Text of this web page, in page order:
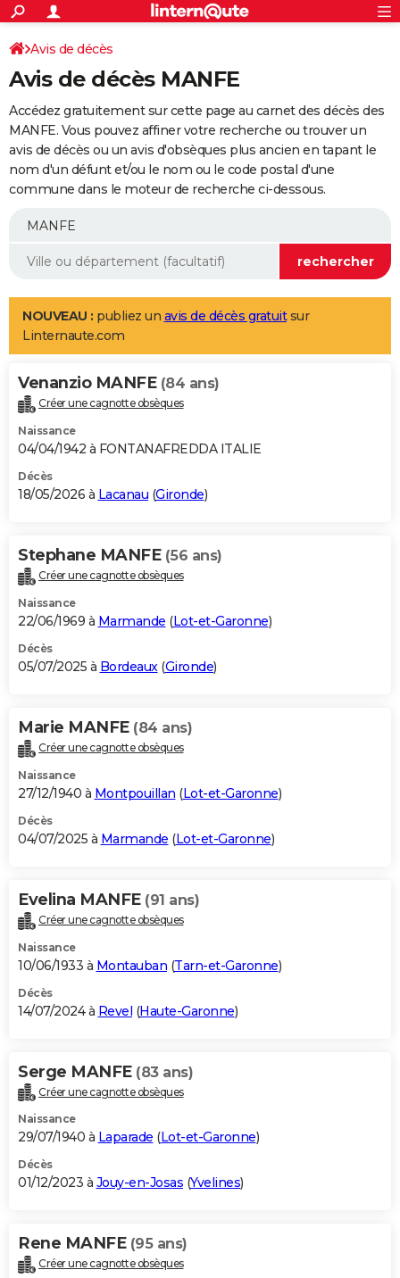
ACTUALITÉS
Politique
Société
Faits Divers
Education
Monde
Villes
+
SPORT
Coupe du monde 2026
Football
Tennis
Cyclisme
Rugby
Forum
Programme TV
TNT
Streaming
Cinéma
Sorties cinéma
Musique
+
FINANCE
Retraite
Epargne
Immobilier
Risques naturels par ville
Banque
Assurance
AUTO
Essais
Réserver un essai
Citadines
Berlines
SUV
Forum auto
+
Mobiles
Meilleur smartphone
Internet
Ordinateurs
Jeux vidéo
Guide high-tech
Aménagement intérieur
LIFESTYLE
Art de vivre
Bien-être
Loisirs
Mode
Modes de vie
Alimentation
Guide de la santé
Maladies
Médicaments
Sommeil
VOYAGE
Destinations
City break
Voyage nature
Voyage de noces
Forum
Climat
+PHOTO
GUIDES D'ACHAT
BONS PLANS
Carte de Noël
Carte Bonne année
Carte Saint-Valentin
Carte Pâques
Carte d'anniversaire
DICTIONNAIRE
Dictionnaire
Biographies
Citations
Expressions
Proverbes
PROGRAMME TV
S'inscrire
Se connecter
Lycées
Collèges
Primaires
Universités
Entreprises
Service militaire
Avis de recherche
AVIS DE DÉCÈS
Bricolage
Lifestyle
Culture
Sport
Auto
Television
Voyage
Cinema
Avis de décès
Avis de décès MANFE
Accédez gratuitement sur cette page au carnet des décès des
MANFE. Vous pouvez affiner votre recherche ou trouver un
avis de décès ou un avis d'obsèques plus ancien en tapant le
nom d'un défunt et/ou le nom ou le code postal d'une
commune dans le moteur de recherche ci-dessous.
NOUVEAU : publiez un avis de décès gratuitsur
Linternaute.com
Venanzio MANFE (84 ans)
Créer une cagnotte obsèques
Naissance
04/04/1942 à FONTANAFREDDA ITALIE
Décès
18/05/2026 à Lacanau (Gironde)
Stephane MANFE (56 ans)
Créer une cagnotte obsèques
Naissance
22/06/1969 à Marmande (Lot-et-Garonne)
Décès
05/07/2025 à Bordeaux(Gironde)
Marie MANFE (84 ans)
Créer une cagnotte obsèques
Naissance
27/12/1940 à Montpouillan (Lot-et-Garonne)
Décès
04/07/2025 à Marmande (Lot-et-Garonne)
Evelina MANFE (91 ans)
Créer une cagnotte obsèques
Naissance
10/06/1933 à Montauban (Tarn-et-Garonne)
Décès
14/07/2024 à Revel (Haute-Garonne)
Serge MANFE (83 ans)
Créer une cagnotte obsèques
Naissance
29/07/1940 à Laparade (Lot-et-Garonne)
Décès
01/12/2023 à Jouy-en-Josas (Yvelines)
Rene MANFE (95 ans)
Créer une cagnotte obsèques